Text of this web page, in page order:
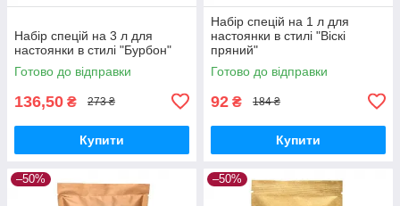
Набір спецій на 3 л для
настоянки в стилі "Бурбон"
Готово до відправки
136,50 ₴ 273 ₴
Купити
Набір спецій на 1 л для
настоянки в стилі "Віскі
пряний"
Готово до відправки
92 ₴ 184 ₴
Купити
–50% –50%